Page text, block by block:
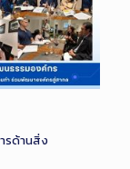
รด้านสิ่ง